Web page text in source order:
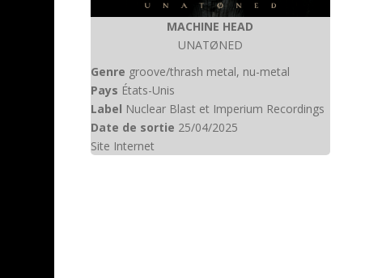
MACHINE HEAD
UNATØNED
Genre groove/thrash metal, nu-metal
Pays États-Unis
Label Nuclear Blast et Imperium Recordings
Date de sortie 25/04/2025
Site Internet